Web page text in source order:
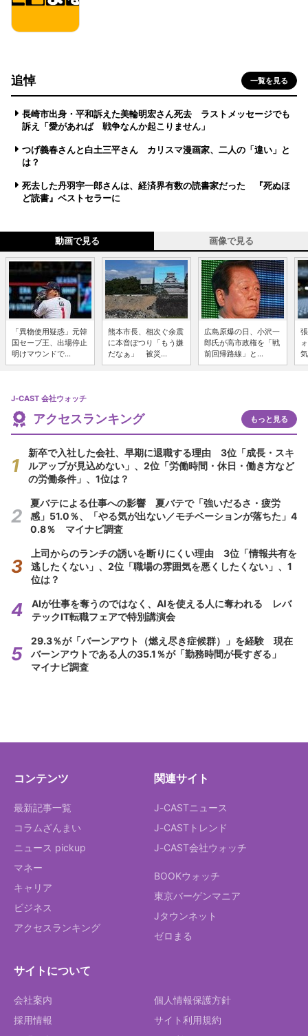
追悼 一覧を見る
長崎市出身・平和訴えた美輪明宏さん死去 ラストメッセージでも
訴え「愛があれば 戦争なんか起こりません」
つげ義春さんと白土三平さん カリスマ漫画家、二人の「違い」と
は？
死去した丹羽宇一郎さんは、経済界有数の読書家だった 『死ぬほ
ど読書』ベストセラーに
動画で見る 画像で見る
「異物使用疑惑」元韓
国セーブ王、出場停止
明けマウンドで...
熊本市長、相次ぐ余震
に本音ぽつり「もう嫌
だなぁ」 被災...
広島原爆の日、小沢一
郎氏が高市政権を「戦
前回帰路線」と...
J-CAST 会社ウォッチ
アクセスランキング もっと見る
新卒で入社した会社、早期に退職する理由 3位「成長・スキ
ルアップが見込めない」、2位「労働時間・休日・働き方など
の労働条件」、1位は？
夏バテによる仕事への影響 夏バテで「強いだるさ・疲労
感」51.0％、「やる気が出ない／モチベーションが落ちた」4
0.8％ マイナビ調査
上司からのランチの誘いを断りにくい理由 3位「情報共有を
逃したくない」、2位「職場の雰囲気を悪くしたくない」、1
位は？
AIが仕事を奪うのではなく、AIを使える人に奪われる レバ
テックIT転職フェアで特別講演会
29.3％が「バーンアウト（燃え尽き症候群）」を経験 現在
バーンアウトである人の35.1％が「勤務時間が長すぎる」
マイナビ調査
コンテンツ
最新記事一覧
コラムざんまい
ニュース pickup
マネー
キャリア
ビジネス
アクセスランキング
関連サイト
J-CASTニュース
J-CASTトレンド
J-CAST会社ウォッチ
BOOKウォッチ
東京バーゲンマニア
Jタウンネット
ゼロまる
サイトについて
会社案内
採用情報
個人情報保護方針
サイト利用規約